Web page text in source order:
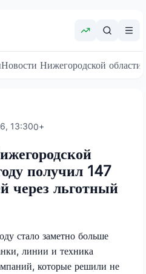
Новости Нижегородской области
13:300+
получил 147
через льготный
стало заметно больше
линии и техника
которые решили не